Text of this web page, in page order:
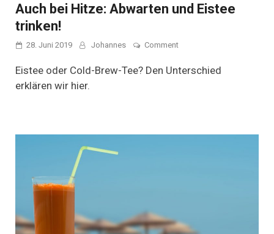
Auch bei Hitze: Abwarten und Eistee
trinken!
28. Juni 2019 Johannes Commenton
bei
Hitze:
Eistee oder Cold-Brew-Tee? Den Unterschied
erklären wir hier.